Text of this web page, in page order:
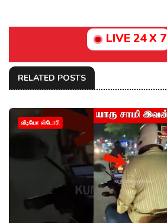
LIVE 24 X 7
RELATED POSTS
வீடியோ ஸ்டோரி